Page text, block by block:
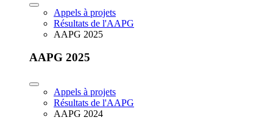
Appels à projets
Résultats de l'AAPG
AAPG 2025
AAPG 2025
Appels à projets
Résultats de l'AAPG
AAPG 2024